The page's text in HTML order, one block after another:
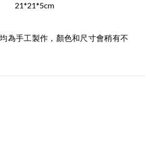
21*21*5cm
為手工製作，顏色和尺寸會稍有不